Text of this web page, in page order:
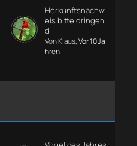
Herkunftsnachw
eis bitte dringen
d
Von Klaus, Vor 10 Ja
hren